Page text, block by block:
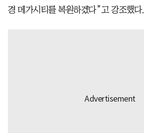
경 메가시티를 복원하겠다”고 강조했다.